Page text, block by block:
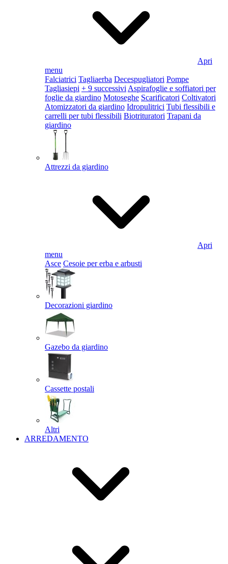
Apri
menu
Falciatrici Tagliaerba Decespugliatori Pompe
Tagliasiepi + 9 successivi Aspirafoglie e soffiatori per
foglie da giardino Motoseghe Scarificatori Coltivatori
Atomizzatori da giardino Idropulitrici Tubi flessibili e
carrelli per tubi flessibili Biotrituratori Trapani da
giardino
Attrezzi da giardino
Apri
menu
Asce Cesoie per erba e arbusti
Decorazioni giardino
Gazebo da giardino
Cassette postali
Altri
ARREDAMENTO